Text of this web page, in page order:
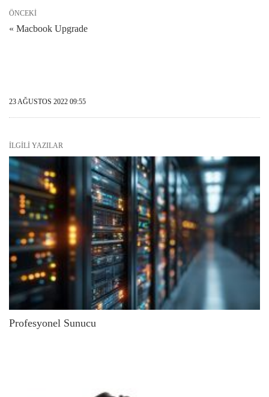
ÖNCEKI
« Macbook Upgrade
23 AĞUSTOS 2022 09:55
İLGILI YAZILAR
Profesyonel Sunucu